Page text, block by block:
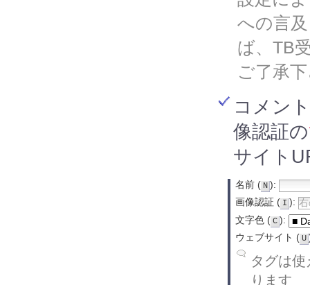
への言
ば、TB
ご了承
コメン
像認証の
サイト
名前 ( N ):
画像認証 ( I ):
文字色 ( C ):
ウェブサイト ( U
タグは
ります